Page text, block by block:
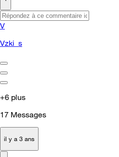
V
Vzki_s
+6 plus
17 Messages
il y a 3 ans